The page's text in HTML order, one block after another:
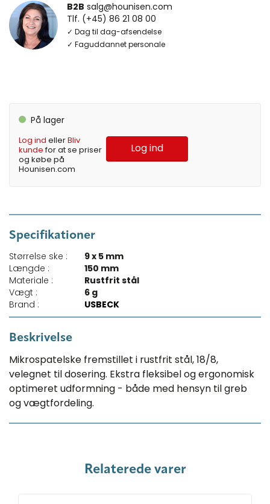
B2B salg@hounisen.com
Tlf. (+45) 86 21 08 00
✓ Dag til dag-afsendelse
✓ Faguddannet personale
På lager
Log ind ellerBliv
kundefor at se priser
og købe på
Hounisen.com
Log ind
Specifikationer
Størrelse ske :
9 x 5 mm
Længde :
150 mm
Materiale :
Rustfrit stål
Vægt :
6 g
Brand :
USBECK
Beskrivelse
Mikrospatelske fremstillet i rustfrit stål, 18/8,
velegnet til dosering. Ekstra fleksibel og ergonomisk
optimeret udformning - både med hensyn til greb
og vægtfordeling.
Relaterede varer